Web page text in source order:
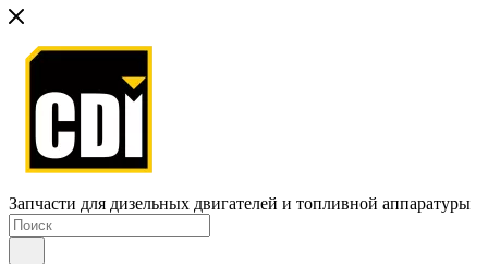
Запчасти для дизельных двигателей и топливной аппаратуры